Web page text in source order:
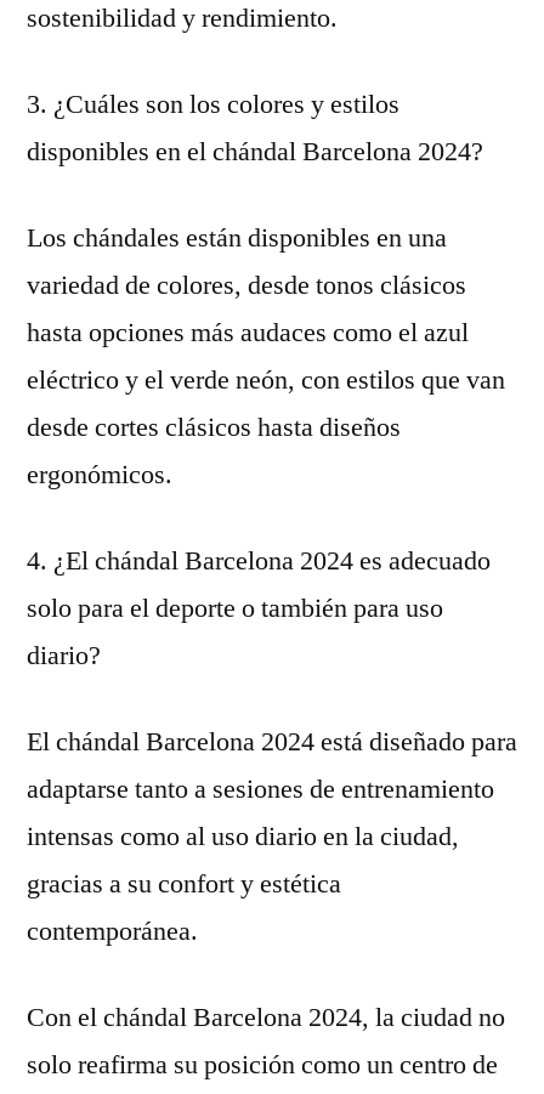
sostenibilidad y rendimiento.
3. ¿Cuáles son los colores y estilos
disponibles en el chándal Barcelona 2024?
Los chándales están disponibles en una
variedad de colores, desde tonos clásicos
hasta opciones más audaces como el azul
eléctrico y el verde neón, con estilos que van
desde cortes clásicos hasta diseños
ergonómicos.
4. ¿El chándal Barcelona 2024 es adecuado
solo para el deporte o también para uso
diario?
El chándal Barcelona 2024 está diseñado para
adaptarse tanto a sesiones de entrenamiento
intensas como al uso diario en la ciudad,
gracias a su confort y estética
contemporánea.
Con el chándal Barcelona 2024, la ciudad no
solo reafirma su posición como un centro de